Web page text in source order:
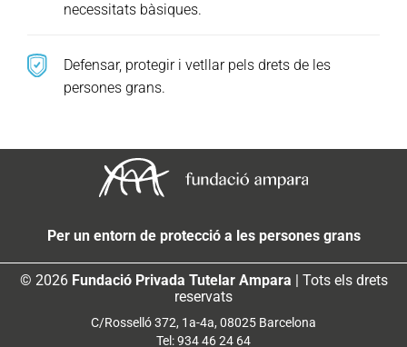
necessitats bàsiques.
Defensar, protegir i vetllar pels drets de les
persones grans.
Per un entorn de protecció a les persones grans
© 2026 Fundació Privada Tutelar Ampara | Tots els drets
reservats
C/Rosselló 372, 1a-4a, 08025 Barcelona
Tel: 934 46 24 64